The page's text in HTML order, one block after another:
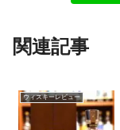
関連記事
ウィスキーレビュー